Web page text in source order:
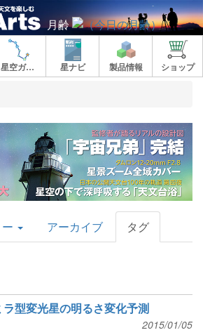
月齢
星空ガイド 星ナビ 製品情報 ショップ
アーカイブ タグ
型変光星の明るさ変化予測
2015/01/05